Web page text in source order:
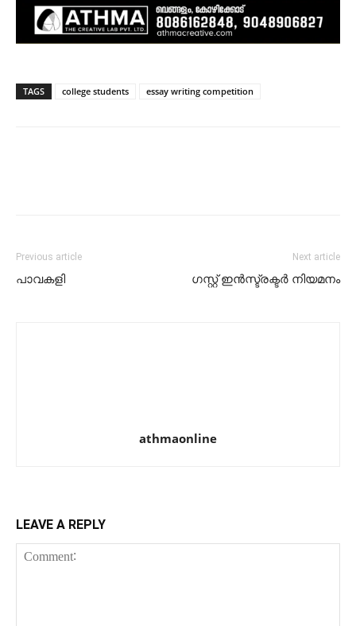
TAGS college students essay writing competition
Previous article
പാവകളി
Next article
ഗസ്റ്റ് ഇന്‍സ്ട്രക്ടര്‍ നിയമനം
athmaonline
LEAVE A REPLY